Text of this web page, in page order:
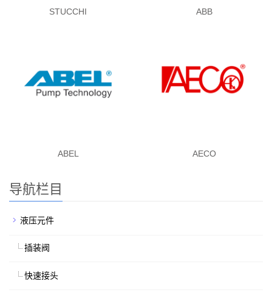
STUCCHI ABB
ABEL AECO
导航栏目
液压元件
插装阀
快速接头